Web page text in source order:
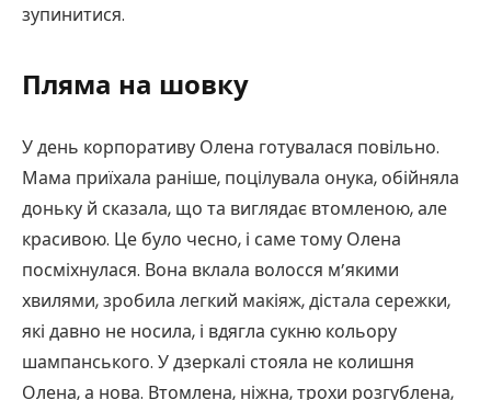
зупинитися.
Пляма на шовку
У день корпоративу Олена готувалася повільно.
Мама приїхала раніше, поцілувала онука, обійняла
доньку й сказала, що та виглядає втомленою, але
красивою. Це було чесно, і саме тому Олена
посміхнулася. Вона вклала волосся м’якими
хвилями, зробила легкий макіяж, дістала сережки,
які давно не носила, і вдягла сукню кольору
шампанського. У дзеркалі стояла не колишня
Олена, а нова. Втомлена, ніжна, трохи розгублена,